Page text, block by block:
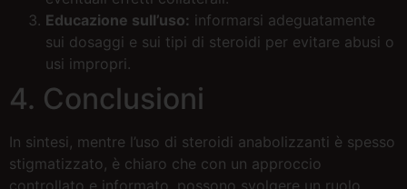
Educazione sull’uso: informarsi adeguatamente
sui dosaggi e sui tipi di steroidi per evitare abusi o
usi impropri.
4. Conclusioni
In sintesi, mentre l’uso di steroidi anabolizzanti è spesso
stigmatizzato, è chiaro che con un approccio
controllato e informato, possono svolgere un ruolo